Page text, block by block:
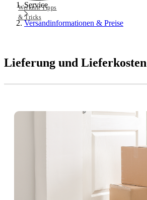
Werkmit Tipps
& Tricks
Service
Versandinformationen & Preise
Lieferung und Lieferkosten